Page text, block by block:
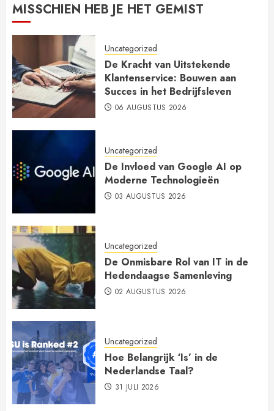
MISSCHIEN HEB JE HET GEMIST
Uncategorized
De Kracht van Uitstekende
Klantenservice: Bouwen aan
Succes in het Bedrijfsleven
06 AUGUSTUS 2026
Uncategorized
De Invloed van Google AI op
Moderne Technologieën
03 AUGUSTUS 2026
Uncategorized
De Onmisbare Rol van IT in de
Hedendaagse Samenleving
02 AUGUSTUS 2026
Uncategorized
Hoe Belangrijk ‘Is’ in de
Nederlandse Taal?
31 JULI 2026